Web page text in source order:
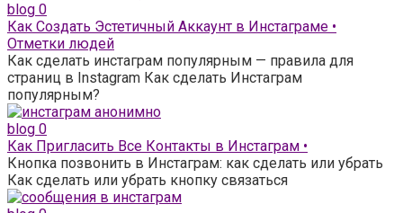
blog 0
Как Создать Эстетичный Аккаунт в Инстаграме •
Отметки людей
Как сделать инстаграм популярным — правила для
страниц в Instagram Как сделать Инстаграм
популярным?
blog 0
Как Пригласить Все Контакты в Инстаграм •
Кнопка позвонить в Инстаграм: как сделать или убрать
Как сделать или убрать кнопку связаться